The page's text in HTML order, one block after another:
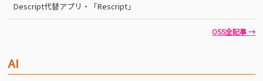
Descript代替アプリ・「Rescript」
OSS全記事 →
AI